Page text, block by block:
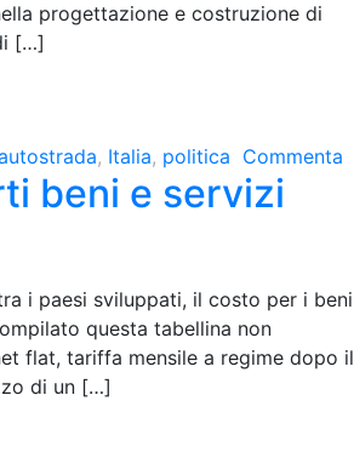
progettazione e costruzione di
[…]
, Italia, politica Commenta
beni e servizi
i paesi sviluppati, il costo per i beni
questa tabellina non
flat, tariffa mensile a regime dopo il
di un […]